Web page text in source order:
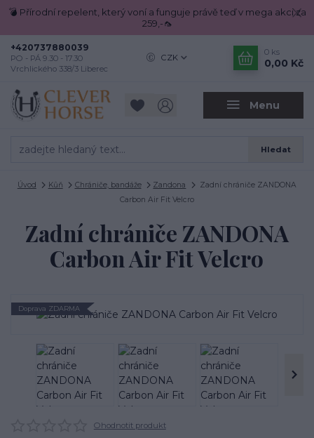
💣 Přírodní repelent, který voní a funguje právě teď v mega akci za
259,-🦟
Menu
CZK
Hledat
+420737880039
PO - PÁ 9.30 - 17.30
Vrchlického 338/3 Liberec
0 ks
0,00 Kč
Úvod Kůň Chrániče, bandáže Zandona
Zadní chrániče ZANDONA
Carbon Air Fit Velcro
Zadní chrániče ZANDONA
Carbon Air Fit Velcro
Doprava ZDARMA
Ohodnotit produkt